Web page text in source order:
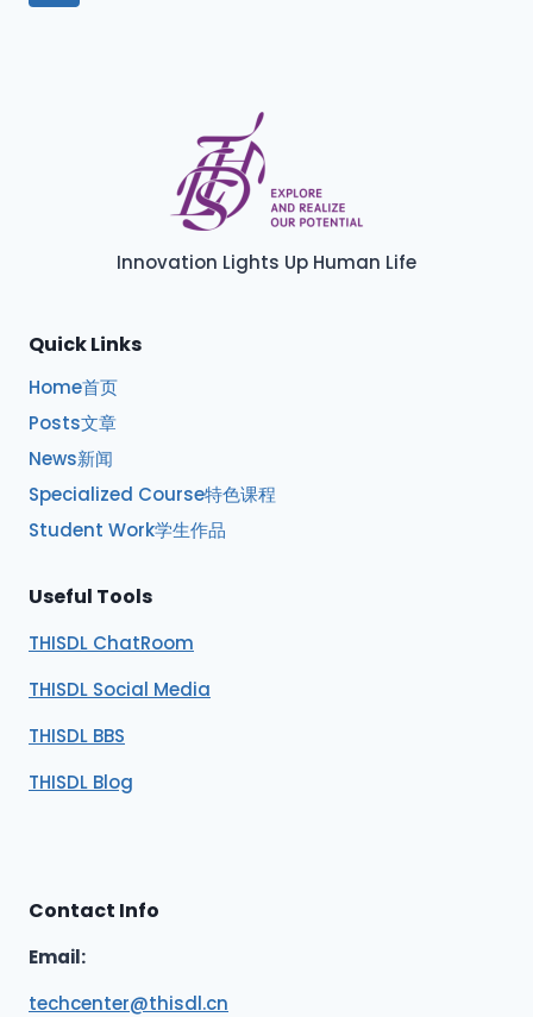
Innovation Lights Up Human Life
Quick Links
Home首页
Posts文章
News新闻
Specialized Course特色课程
Student Work学生作品
Useful Tools
THISDL ChatRoom
THISDL Social Media
THISDL BBS
THISDL Blog
Contact Info
Email:
techcenter@thisdl.cn